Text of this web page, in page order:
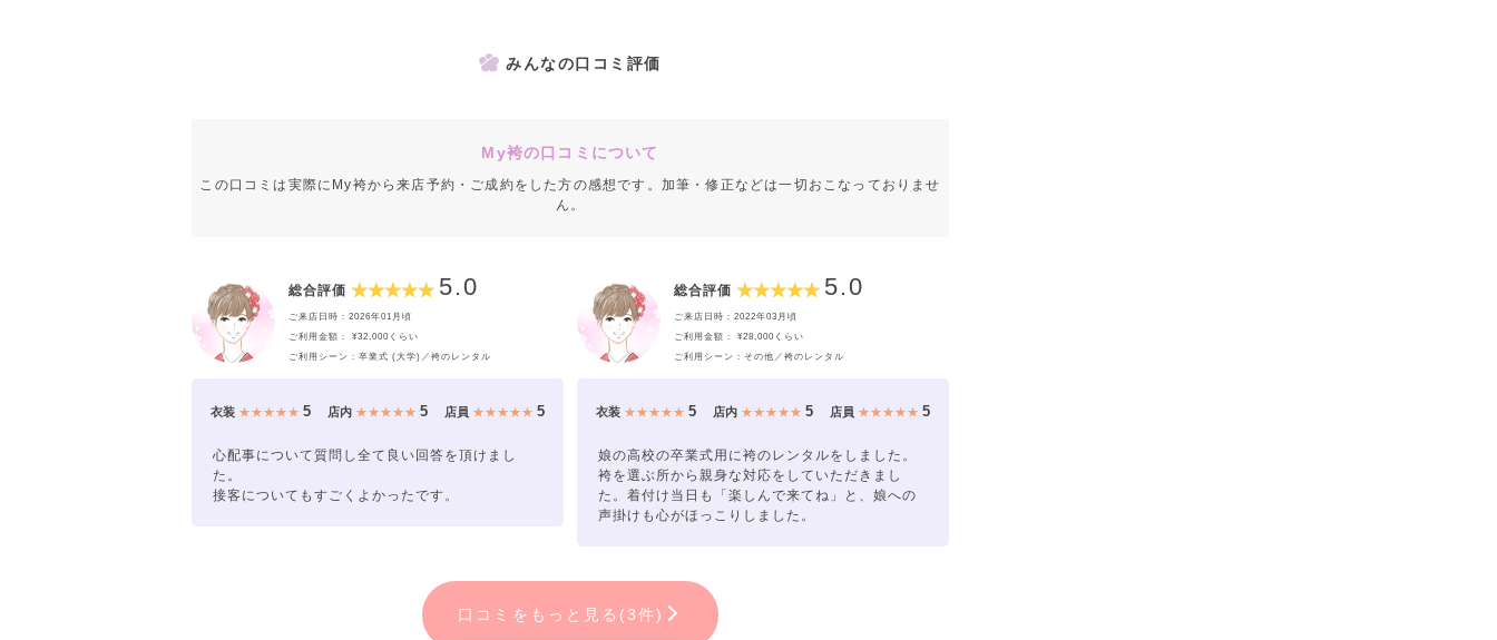
みんなの口コミ評価
My袴の口コミについて
この口コミは実際にMy袴から来店予約・ご成約をした方の感想です。加筆・修正などは一切おこなっておりませ
ん。
総合評価 5.0
ご来店日時：2026年01月頃
ご利用金額： ¥32,000くらい
ご利用シーン：卒業式 (大学)／袴のレンタル
衣装 ★★★★★5 店内 ★★★★★ 5 店員 ★★★★★ 5
心配事について質問し全て良い回答を頂けまし
た。
接客についてもすごくよかったです。
総合評価 5.0
ご来店日時：2022年03月頃
ご利用金額： ¥28,000くらい
ご利用シーン：その他／袴のレンタル
衣装 ★★★★★5 店内 ★★★★★ 5 店員 ★★★★★ 5
娘の高校の卒業式用に袴のレンタルをしました。
袴を選ぶ所から親身な対応をしていただきまし
た。着付け当日も「楽しんで来てね」と、娘への
声掛けも心がほっこりしました。
口コミをもっと見る(3件)